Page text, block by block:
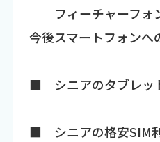
フィーチャーフォ
今後スマートフォンへ
■ シニアのタブレッ
■ シニアの格安SIM